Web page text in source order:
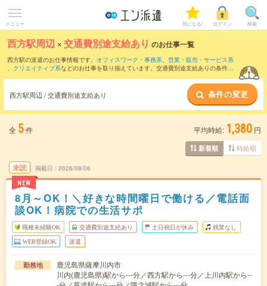
メニュー 気になる! ログイン 検索
西方駅周辺 ×交通費別途支給あり のお仕事一覧
西方駅の派遣のお仕事情報です。 オフィスワーク・事務系、 営業・販売・サービス系
、 クリエイティブ系などのお仕事を取り揃えています。交通費別途支給ありの条件の
西方駅周辺 / 交通費別途支給あり 条件の変更
全 5件 平均時給: 1,380 円
新着順 時給順
未読
NEW
掲載日 2026/08/06
8月～OK！＼好きな時間曜日で働ける／電話面
談OK！病院での生活サポ
職種未経験OK 交通費別途支給あり 土日祝日が休み 残業なし
WEB登録OK 派遣
勤務地
鹿児島県薩摩川内市
川内(鹿児島県)駅から---分／西方駅から---分／上川内駅から--